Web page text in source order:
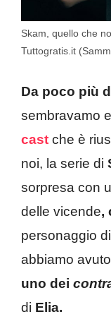
Skam, quello che
Tuttogratis.it
Da poco più
sembravamo
cast che è
noi, la serie di
sorpresa con
delle vicende,
personaggio
abbiamo
uno dei
di Elia.